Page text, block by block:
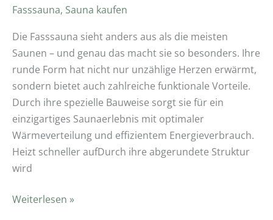
Fasssauna, Sauna kaufen
Die Fasssauna sieht anders aus als die meisten
Saunen – und genau das macht sie so besonders. Ihre
runde Form hat nicht nur unzählige Herzen erwärmt,
sondern bietet auch zahlreiche funktionale Vorteile.
Durch ihre spezielle Bauweise sorgt sie für ein
einzigartiges Saunaerlebnis mit optimaler
Wärmeverteilung und effizientem Energieverbrauch.
Heizt schneller aufDurch ihre abgerundete Struktur
wird
Weiterlesen »